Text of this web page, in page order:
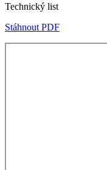
Technický list
Stáhnout PDF